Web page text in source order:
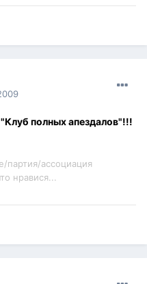
полных апездалов"!!!
партия/ассоциация
нравися...